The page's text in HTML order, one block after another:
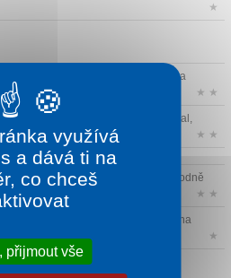
★
vrchu, nad řekou Ohří, se tyčí hrad a
★ ★
se o skupinu mohutných žulových skal,
★ ★
hradu leží asi 8,5 km jihovýchodně
★ ★
- Krásenská rozhledna se nachází na
★
využívá
a dává ti na
co chceš
přijmout vše